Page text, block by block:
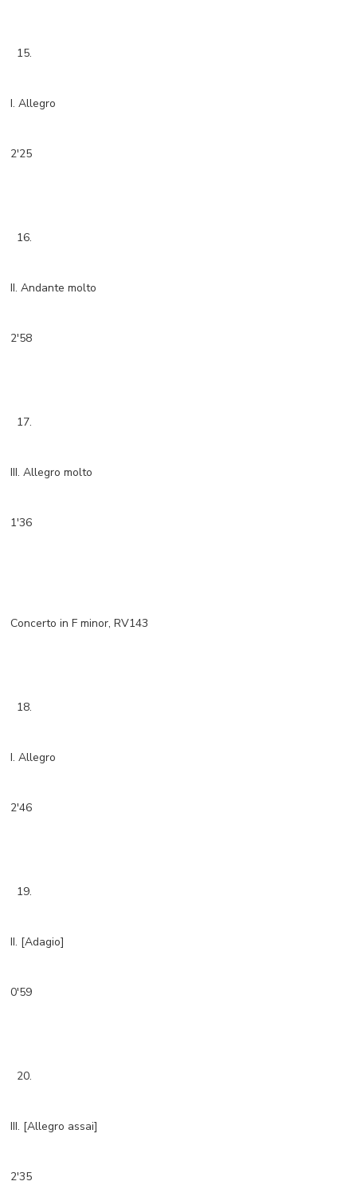
15.
I. Allegro
2'25
16.
II. Andante molto
2'58
17.
III. Allegro molto
1'36
Concerto in F minor, RV143
18.
I. Allegro
2'46
19.
II. [Adagio]
0'59
20.
III. [Allegro assai]
2'35